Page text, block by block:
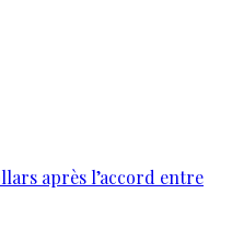
après l’accord entre